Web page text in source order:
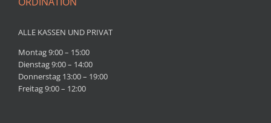
ALLE KASSEN UND PRIVAT
Montag 9:00 – 15:00
Dienstag 9:00 – 14:00
Donnerstag 13:00 – 19:00
Freitag 9:00 – 12:00